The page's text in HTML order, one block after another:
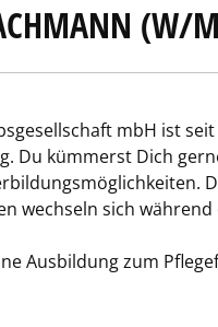
mbH ist
Du kümmerst Dich
wechseln sich
Ausbildung zum